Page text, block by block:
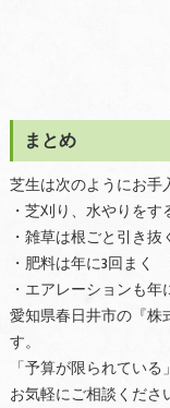
まとめ
芝生は次のようにお手
・芝刈り、水やりをす
・雑草は根ごと引き抜
・肥料は年に3回まく
・エアレーションも年
愛知県春日井市の『株
す。
「予算が限られてい
お気軽にご相談くださ